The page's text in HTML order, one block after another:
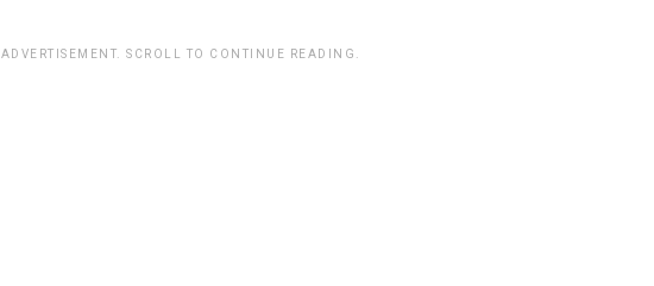
ADVERTISEMENT. SCROLL TO CONTINUE READING.